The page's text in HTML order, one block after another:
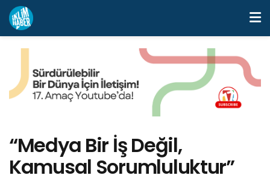
“Medya Bir İş Değil,
Kamusal Sorumluluktur”